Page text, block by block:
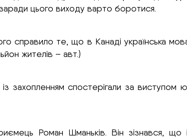
цього виходу варто боротися.
справило те, що в Канаді українська
жителів – авт.)
захопленням спостерігали за виступом
Роман Шманьків. Він зізнався,